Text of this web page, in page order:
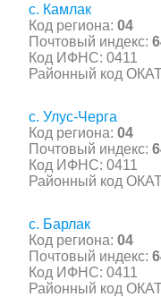
с. Камлак
Код региона: 04
Почтовый индекс:
Код ИФНС: 0411
Районный код
с. Улус-Черга
Код региона: 04
Почтовый индекс:
Код ИФНС: 0411
Районный код
с. Барлак
Код региона: 04
Почтовый индекс:
Код ИФНС: 0411
Районный код